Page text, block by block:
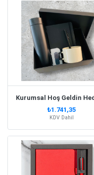
₺1.741,35
KDV Dahil